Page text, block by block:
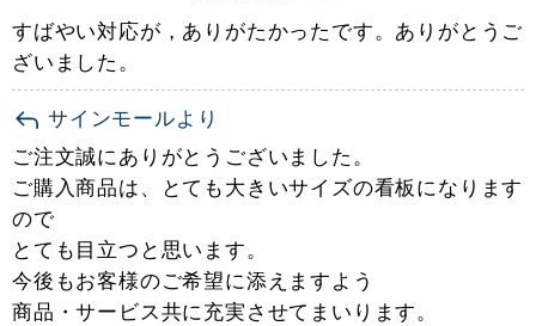
すばやい対応が，ありがたかったです。ありがとうご
ざいました。
サインモールより
ご注文誠にありがとうございました。
ご購入商品は、とても大きいサイズの看板になります
ので
とても目立つと思います。
今後もお客様のご希望に添えますよう
商品・サービス共に充実させてまいります。